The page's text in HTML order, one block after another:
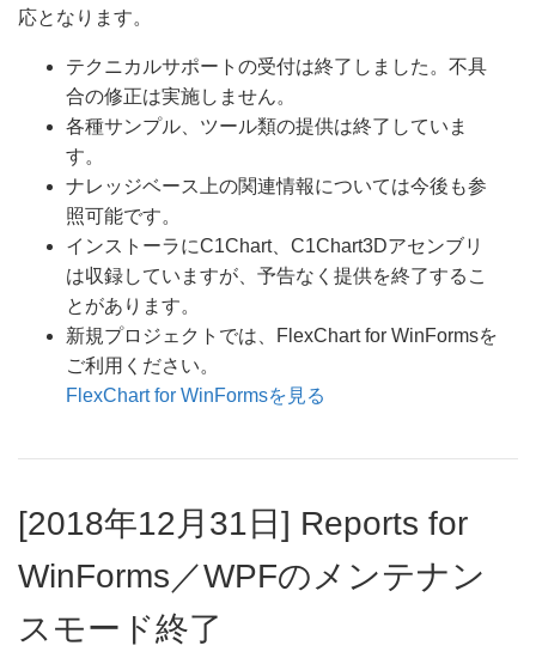
応となります。
テクニカルサポートの受付は終了しました。不具
合の修正は実施しません。
各種サンプル、ツール類の提供は終了していま
す。
ナレッジベース上の関連情報については今後も参
照可能です。
インストーラにC1Chart、C1Chart3Dアセンブリ
は収録していますが、予告なく提供を終了するこ
とがあります。
新規プロジェクトでは、FlexChart for WinFormsを
ご利用ください。
FlexChart for WinFormsを見る
[2018年12月31日] Reports for
WinForms／WPFのメンテナン
スモード終了